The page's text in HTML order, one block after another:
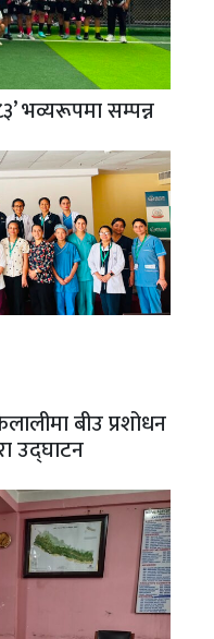
भव्यरूपमा सम्पन्न
बीउ प्रशोधन
उद्घाटन